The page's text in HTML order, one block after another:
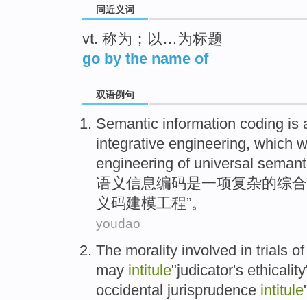
同近义词
vt. 称为；以…为标题
go by the name of
双语例句
Semantic information coding is
integrative engineering, which
engineering of universal
语义信息编码是一项复杂的综合
义码建模工程”。
youdao
The morality involved in trials of
may intitule"judicator's ethicality
occidental jurisprudence intitule